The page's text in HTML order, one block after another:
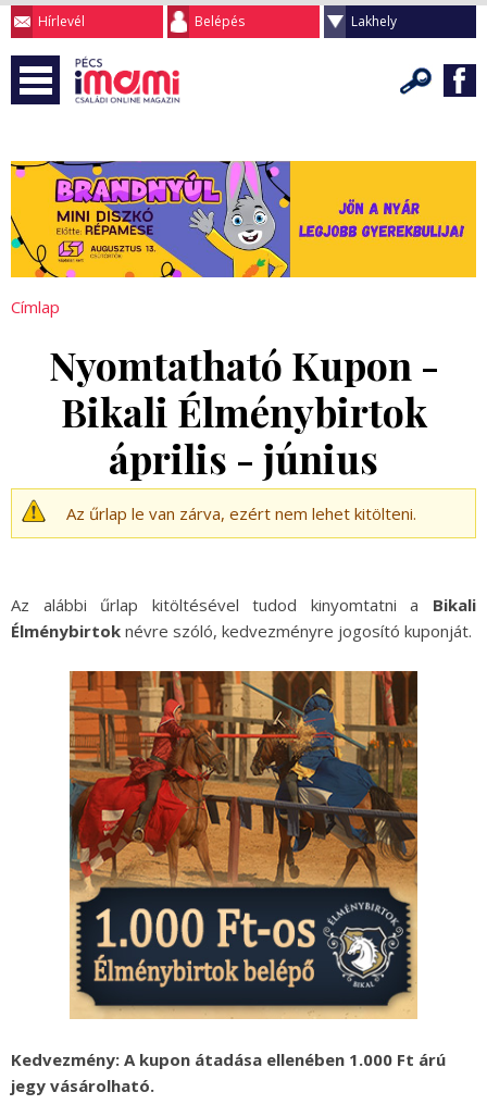
Hírlevél Belépés Lakhely
Címlap
Nyomtatható Kupon -
Bikali Élménybirtok
április - június
Az űrlap le van zárva, ezért nem lehet kitölteni.
Az alábbi űrlap kitöltésével tudod kinyomtatni a Bikali
Élménybirtok névre szóló, kedvezményre jogosító kuponját.
Kedvezmény: A kupon átadása ellenében 1.000 Ft árú
jegy vásárolható.